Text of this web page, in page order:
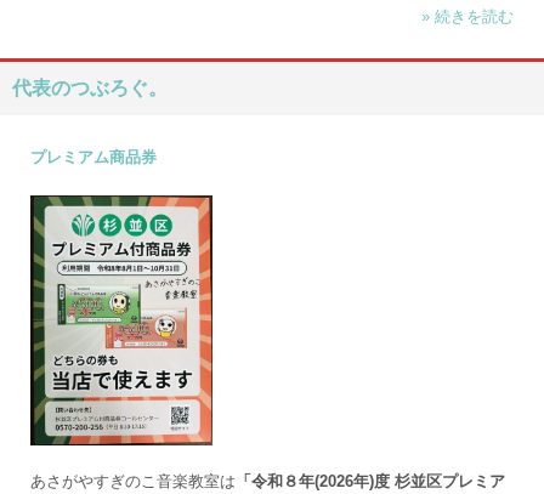
» 続きを読む
代表のつぶろぐ。
プレミアム商品券
あさがやすぎのこ音楽教室は 「令和８年(2026年)度 杉並区プレミア